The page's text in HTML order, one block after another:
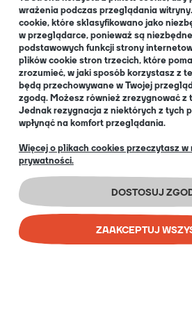
O NAS
O nas
Informacja dla Klubów
Blog
+48 32 334 85 38
EN
COPYRIGHT © 2026 PORTAL
wrażenia podczas przeglądania
cookie, które sklasyfikowano jako
w przeglądarce, ponieważ są
podstawowych funkcji strony
plików cookie stron trzecich, które
zrozumieć, w jaki sposób korzystasz z
będą przechowywane w Twojej
zgodą. Możesz również zrezygnować z
Jednak rezygnacja z niektórych z tych
wpłynąć na komfort przeglądania.
Więcej o plikach cookies przeczytasz
prywatności.
DOSTOSUJ
ZAAKCEPTUJ